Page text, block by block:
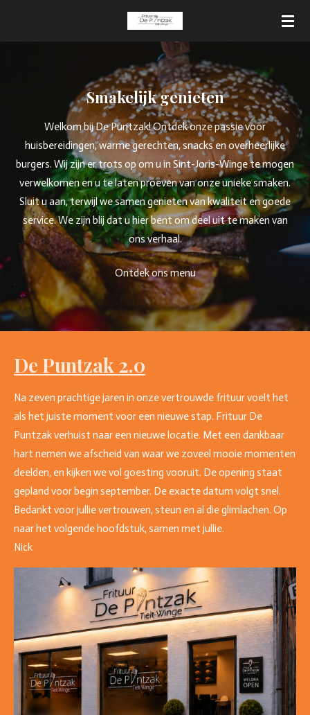
Smakelijk genieten
Welkom bij De Puntzak! Ontdek onze passie voor
huisbereidingen, warme gerechten, snacks en overheerlijke
burgers. Wij zijn er trots op om u in Sint-Joris-Winge te mogen
verwelkomen en u te laten proeven van onze unieke smaken.
Sluit u aan, terwijl we samen genieten van kwaliteit en goede
service. We zijn blij dat u hier bent om deel uit te maken van
ons verhaal.
Ontdek ons menu
De Puntzak 2.0
Na zeven prachtige jaren in onze vertrouwde frituur voelt het
als het juiste moment voor een nieuwe stap. Frituur De
Puntzak verhuist naar een nieuwe locatie. Met een dankbaar
hart nemen we afscheid van waar we zoveel mooie momenten
deelden, en kijken we vol goesting vooruit. De opening staat
gepland voor begin september. De exacte datum volgt snel.
Bedankt voor jullie vertrouwen, steun en al die glimlachen. Op
naar het volgende hoofdstuk, samen met jullie.
Nick